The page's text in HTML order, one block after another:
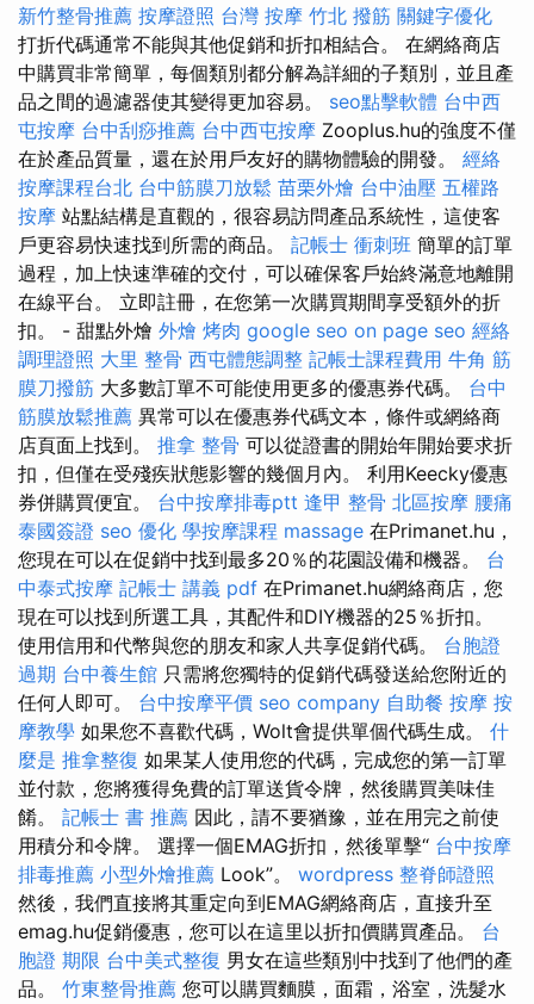
新竹整骨推薦 按摩證照 台灣 按摩 竹北 撥筋 關鍵字優化
打折代碼通常不能與其他促銷和折扣相結合。 在網絡商店
中購買非常簡單，每個類別都分解為詳細的子類別，並且產
品之間的過濾器使其變得更加容易。 seo點擊軟體 台中西
屯按摩 台中刮痧推薦 台中西屯按摩 Zooplus.hu的強度不僅
在於產品質量，還在於用戶友好的購物體驗的開發。 經絡
按摩課程台北 台中筋膜刀放鬆 苗栗外燴 台中油壓 五權路
按摩 站點結構是直觀的，很容易訪問產品系統性，這使客
戶更容易快速找到所需的商品。 記帳士 衝刺班 簡單的訂單
過程，加上快速準確的交付，可以確保客戶始終滿意地離開
在線平台。 立即註冊，在您第一次購買期間享受額外的折
扣。 - 甜點外燴 外燴 烤肉 google seo on page seo 經絡
調理證照 大里 整骨 西屯體態調整 記帳士課程費用 牛角 筋
膜刀撥筋 大多數訂單不可能使用更多的優惠券代碼。 台中
筋膜放鬆推薦 異常可以在優惠券代碼文本，條件或網絡商
店頁面上找到。 推拿 整骨 可以從證書的開始年開始要求折
扣，但僅在受殘疾狀態影響的幾個月內。 利用Keecky優惠
券併購買便宜。 台中按摩排毒ptt 逢甲 整骨 北區按摩 腰痛
泰國簽證 seo 優化 學按摩課程 massage 在Primanet.hu，
您現在可以在促銷中找到最多20％的花園設備和機器。 台
中泰式按摩 記帳士 講義 pdf 在Primanet.hu網絡商店，您
現在可以找到所選工具，其配件和DIY機器的25％折扣。
使用信用和代幣與您的朋友和家人共享促銷代碼。 台胞證
過期 台中養生館 只需將您獨特的促銷代碼發送給您附近的
任何人即可。 台中按摩平價 seo company 自助餐 按摩 按
摩教學 如果您不喜歡代碼，Wolt會提供單個代碼生成。 什
麼是 推拿整復 如果某人使用您的代碼，完成您的第一訂單
並付款，您將獲得免費的訂單送貨令牌，然後購買美味佳
餚。 記帳士 書 推薦 因此，請不要猶豫，並在用完之前使
用積分和令牌。 選擇一個EMAG折扣，然後單擊“ 台中按摩
排毒推薦 小型外燴推薦 Look”。 wordpress 整脊師證照
然後，我們直接將其重定向到EMAG網絡商店，直接升至
emag.hu促銷優惠，您可以在這里以折扣價購買產品。 台
胞證 期限 台中美式整復 男女在這些類別中找到了他們的產
品。 竹東整骨推薦 您可以購買麵膜，面霜，浴室，洗髮水